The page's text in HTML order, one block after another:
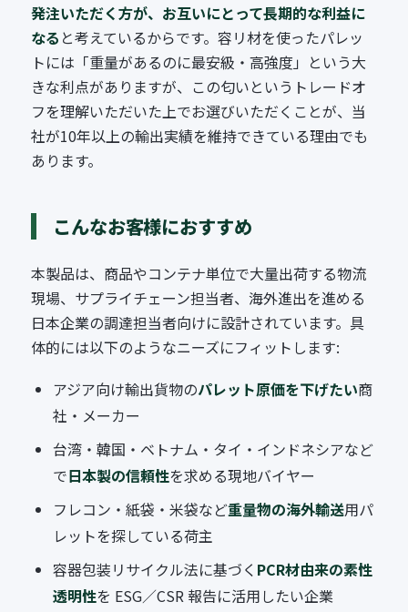
発注いただく方が、お互いにとって長期的な利益に
なる と考えているからです。容リ材を使ったパレッ
トには「重量があるのに最安級・高強度」という大
きな利点がありますが、この匂いというトレードオ
フを理解いただいた上でお選びいただくことが、当
社が10年以上の輸出実績を維持できている理由でも
あります。
こんなお客様におすすめ
本製品は、商品やコンテナ単位で大量出荷する物流
現場、サプライチェーン担当者、海外進出を進める
日本企業の調達担当者向けに設計されています。具
体的には以下のようなニーズにフィットします:
アジア向け輸出貨物のパレット原価を下げたい商
社・メーカー
台湾・韓国・ベトナム・タイ・インドネシアなど
で日本製の信頼性を求める現地バイヤー
フレコン・紙袋・米袋など重量物の海外輸送用パ
レットを探している荷主
容器包装リサイクル法に基づく PCR材由来の素性
透明性を ESG／CSR 報告に活用したい企業